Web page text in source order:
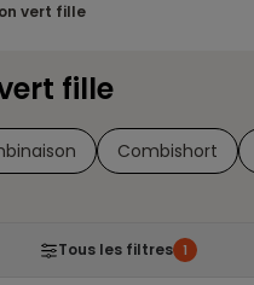
vert fille
fille
Combishort
Tous les filtres 1